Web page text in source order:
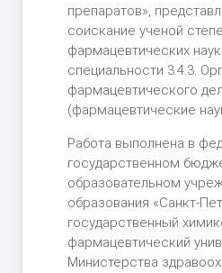
препаратов»,
соискание ученой
фармацевтических
специальности 3.4.3.
фармацевтического
(фармацевтические
Работа выполнена в
государственном
образовательном
образования «Санкт-
государственный
фармацевтический
Министерства